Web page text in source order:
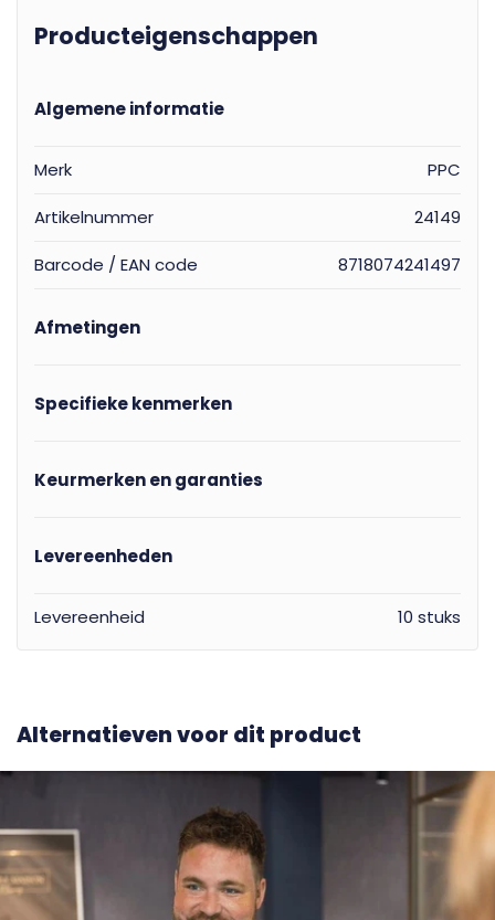
Producteigenschappen
Algemene informatie
Merk PPC
Artikelnummer 24149
Barcode / EAN code 8718074241497
Afmetingen
Specifieke kenmerken
Keurmerken en garanties
Levereenheden
Levereenheid 10 stuks
Alternatieven voor dit product